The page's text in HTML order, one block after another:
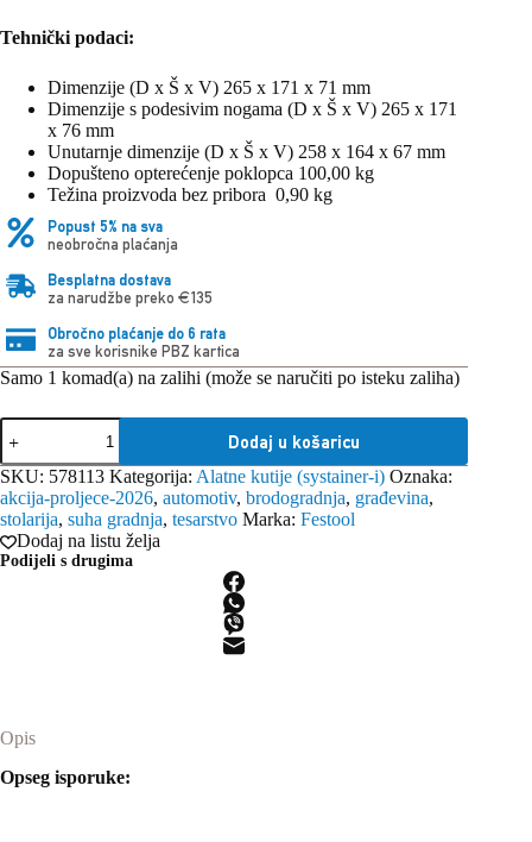
Tehnički podaci:
Dimenzije (D x Š x V) 265 x 171 x 71 mm
Dimenzije s podesivim nogama (D x Š x V) 265 x 171
x 76 mm
Unutarnje dimenzije (D x Š x V) 258 x 164 x 67 mm
Dopušteno opterećenje poklopca 100,00 kg
Težina proizvoda bez pribora 0,90 kg
Popust 5% na sva
neobročna plaćanja
Besplatna dostava
za narudžbe preko €135
Obročno plaćanje do 6 rata
za sve korisnike PBZ kartica
Samo 1 komad(a) na zalihi (može se naručiti po isteku zaliha)
Festool
SYS3
S
76-
DBL-
Set
količina
Dodaj u košaricu
SKU: 578113 Kategorija: Alatne kutije (systainer-i) Oznaka:
akcija-proljece-2026, automotiv, brodogradnja, građevina,
stolarija, suha gradnja, tesarstvo Marka: Festool
Dodaj na listu želja
Podijeli s drugima
Opis
Opseg isporuke: